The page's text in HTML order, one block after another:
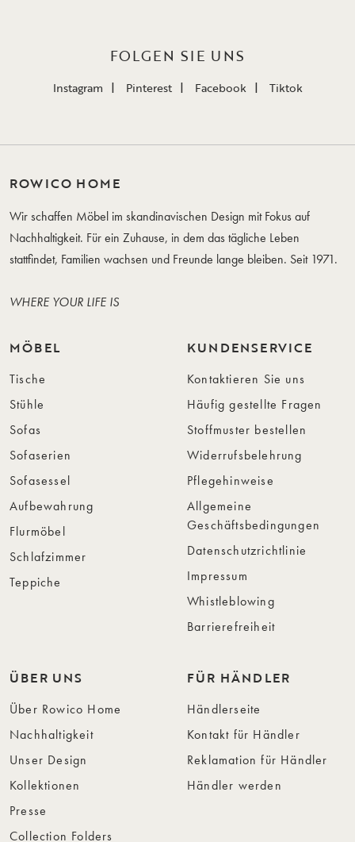
FOLGEN SIE UNS
Instagram Pinterest Facebook Tiktok
ROWICO HOME
Wir schaffen Möbel im skandinavischen Design mit Fokus auf
Nachhaltigkeit. Für ein Zuhause, in dem das tägliche Leben
stattfindet, Familien wachsen und Freunde lange bleiben. Seit 1971.
WHERE YOUR LIFE IS
MÖBEL
Tische
Stühle
Sofas
Sofaserien
Sofasessel
Aufbewahrung
Flurmöbel
Schlafzimmer
Teppiche
KUNDENSERVICE
Kontaktieren Sie uns
Häufig gestellte Fragen
Stoffmuster bestellen
Widerrufsbelehrung
Pflegehinweise
Allgemeine
Geschäftsbedingungen
Datenschutzrichtlinie
Impressum
Whistleblowing
Barrierefreiheit
ÜBER UNS
Über Rowico Home
Nachhaltigkeit
Unser Design
Kollektionen
Presse
Collection Folders
FÜR HÄNDLER
Händlerseite
Kontakt für Händler
Reklamation für Händler
Händler werden